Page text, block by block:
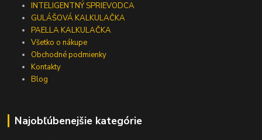
INTELIGENTNÝ SPRIEVODCA
GULÁŠOVÁ KALKULAČKA
PAELLA KALKULAČKA
Všetko o nákupe
Obchodné podmienky
Kontakty
Blog
Najobľúbenejšie kategórie